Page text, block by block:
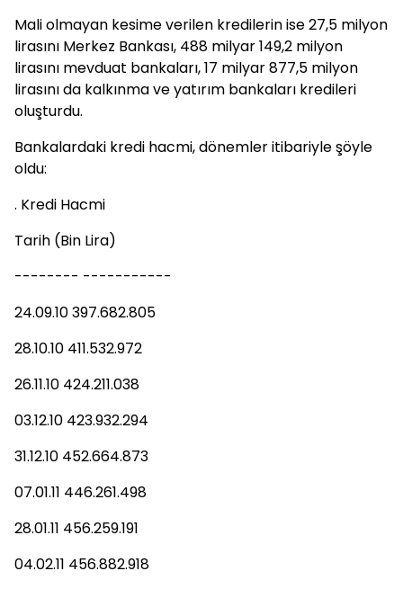
Mali olmayan kesime verilen kredilerin ise 27,5 milyon
lirasını Merkez Bankası, 488 milyar 149,2 milyon
lirasını mevduat bankaları, 17 milyar 877,5 milyon
lirasını da kalkınma ve yatırım bankaları kredileri
oluşturdu.
Bankalardaki kredi hacmi, dönemler itibariyle şöyle
oldu:
. Kredi Hacmi
Tarih (Bin Lira)
-------- -----------
24.09.10 397.682.805
28.10.10 411.532.972
26.11.10 424.211.038
03.12.10 423.932.294
31.12.10 452.664.873
07.01.11 446.261.498
28.01.11 456.259.191
04.02.11 456.882.918